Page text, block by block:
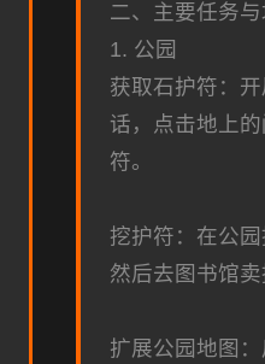
二、主要任务
1. 公园
获取石护符：
话，点击地上
符。
挖护符：在公园
然后去图书馆卖
扩展公园地图